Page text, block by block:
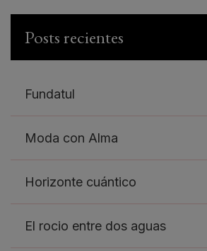
Posts recientes
Fundatul
Moda con Alma
Horizonte cuántico
El rocio entre dos aguas